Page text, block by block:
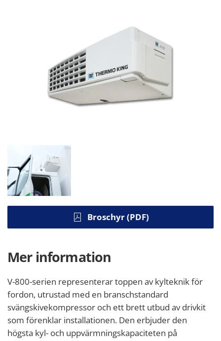
Broschyr (PDF)
Mer information
V-800-serien representerar toppen av kylteknik för
fordon, utrustad med en branschstandard
svängskivekompressor och ett brett utbud av drivkit
som förenklar installationen. Den erbjuder den
högsta kyl- och uppvärmningskapaciteten på